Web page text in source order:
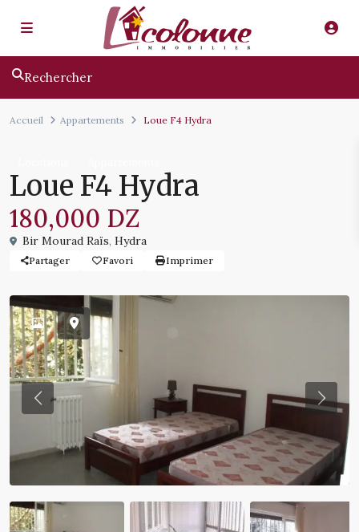
Rechercher
Accueil Appartements Loue F4 Hydra
Loue F4 Hydra
180,000 DZ
Bir Mourad Raïs, Hydra
Partager Favori Imprimer
Previous